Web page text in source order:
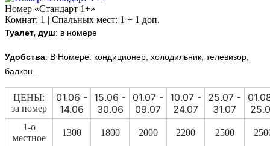
Номер «Стандарт 1+»
Комнат: 1 | Спальных мест: 1 + 1 доп.
Туалет, душ: в номере
Удобства: В Номере: кондиционер, холодильник, телевизор,
балкон.
ЦЕНЫ:
за номер
01.06 -
14.06
15.06 -
30.06
01.07 -
09.07
10.07 -
24.07
25.07 -
31.07
1-о
местное
1300 1800 2000 2200 2500